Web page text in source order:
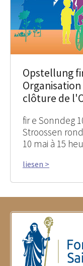
Opstellung
clôture de
fir e Sonndeg
Stroossen
10 mai à 15
liesen >